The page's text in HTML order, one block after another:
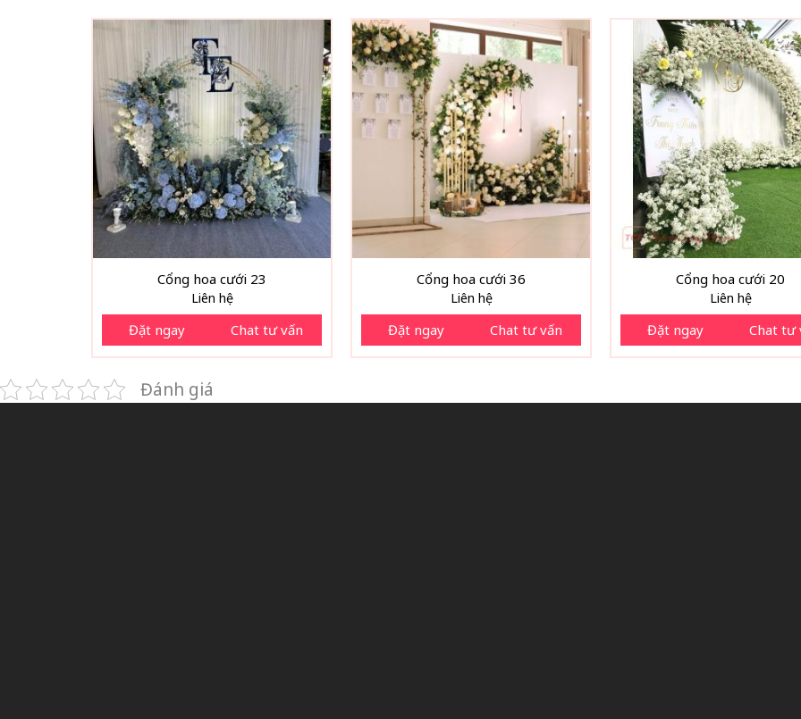
Cổng hoa cưới 23
Liên hệ
Đặt ngay Chat tư vấn
Cổng hoa cưới 36
Liên hệ
Đặt ngay Chat tư vấn
Cổng hoa cưới 20
Liên hệ
Đặt ngay Chat tư
Đánh giá